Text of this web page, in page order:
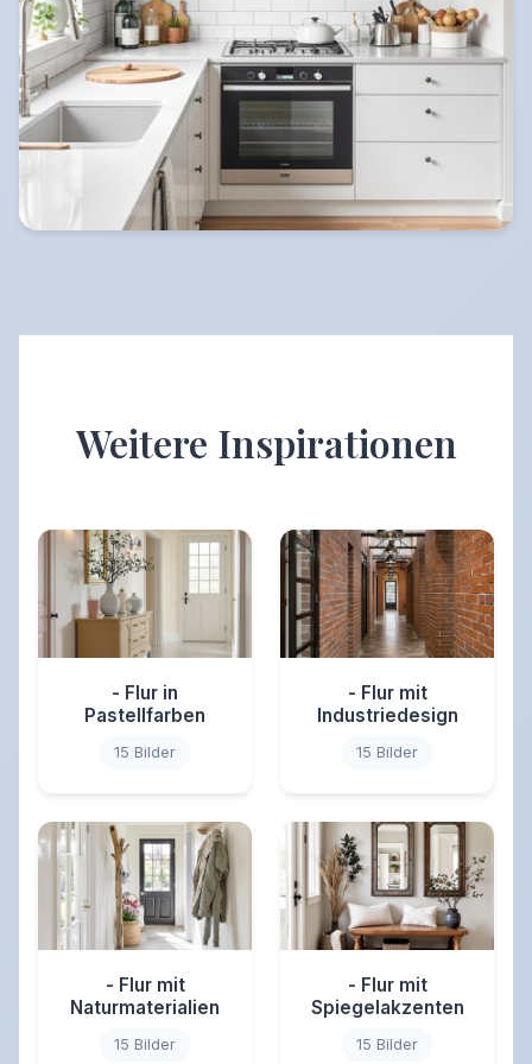
Weitere Inspirationen
- Flur in
Pastellfarben
15 Bilder
- Flur mit
Industriedesign
15 Bilder
- Flur mit
Naturmaterialien
15 Bilder
- Flur mit
Spiegelakzenten
15 Bilder